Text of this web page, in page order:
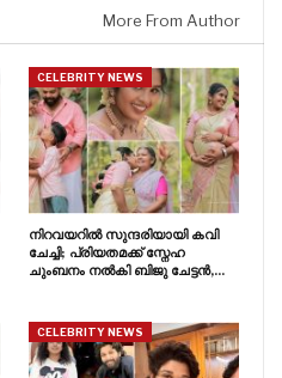
More From Author
CELEBRITY NEWS
നിറവയറിൽ സുന്ദരിയായി കവി
ചേച്ചി; പ്രിയതമക്ക് സ്നേഹ
ചുംബനം നൽകി ബിജു ചേട്ടൻ,…
CELEBRITY NEWS